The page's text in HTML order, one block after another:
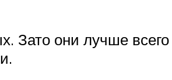
Зато они лучше